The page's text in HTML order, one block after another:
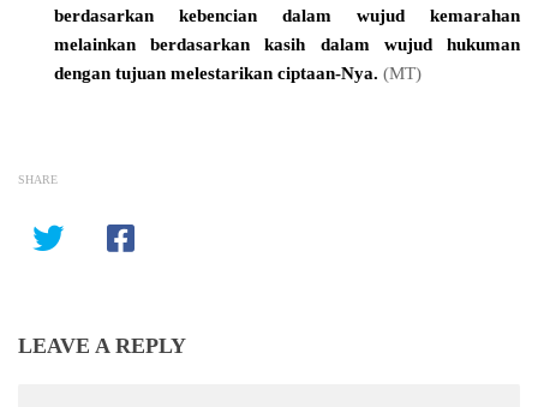
berdasarkan kebencian dalam wujud kemarahan
melainkan berdasarkan kasih dalam wujud hukuman
dengan tujuan melestarikan ciptaan-Nya. (MT)
SHARE
LEAVE A REPLY